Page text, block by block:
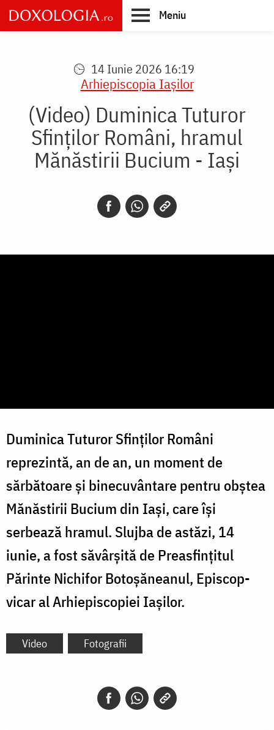
Skip
to
main
Meniu
14 Iunie 2026 16:19
Arhiepiscopia Iaşilor
(Video) Duminica Tuturor
Sfinților Români, hramul
Mănăstirii Bucium - Iași
Duminica Tuturor Sfinților Români
reprezintă, an de an, un moment de
sărbătoare și binecuvântare pentru obștea
Mănăstirii Bucium din Iași, care își
serbează hramul. Slujba de astăzi, 14
iunie, a fost săvârșită de Preasfințitul
Părinte Nichifor Botoșăneanul, Episcop-
vicar al Arhiepiscopiei Iașilor.
Video Fotografii